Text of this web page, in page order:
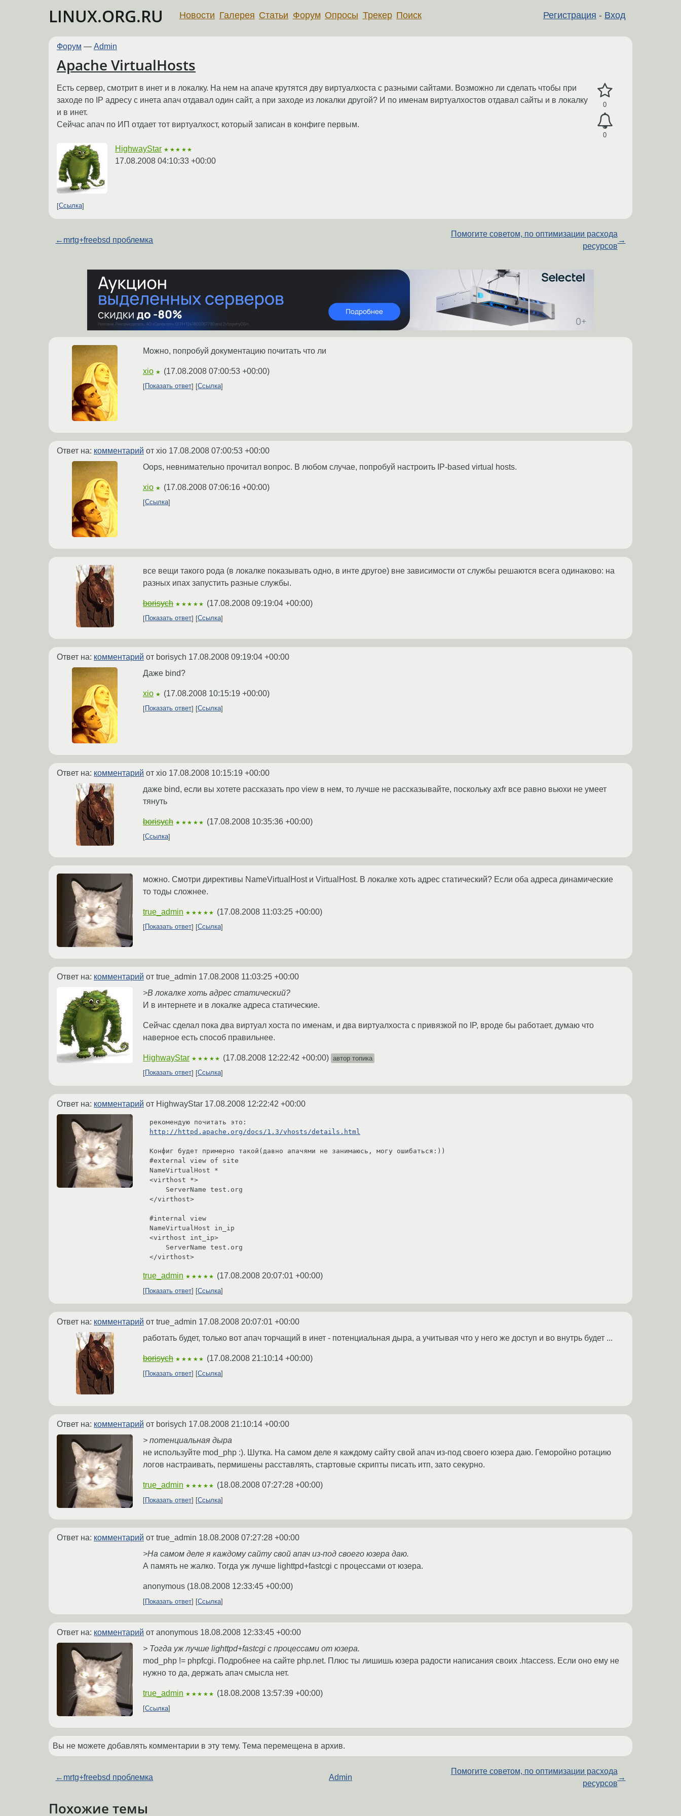
LINUX.ORG.RU Регистрация - Вход
Новости Галерея Статьи Форум Опросы Трекер Поиск
Форум — Admin
Apache VirtualHosts
0
0
Есть сервер, смотрит в инет и в локалку. На нем на апаче крутятся дву виртуалхоста с разными сайтами. Возможно ли сделать чтобы при
заходе по IP адресу с инета апач отдавал один сайт, а при заходе из локалки другой? И по именам виртуалхостов отдавал сайты и в локалку
и в инет.
Сейчас апач по ИП отдает тот виртуалхост, который записан в конфиге первым.
HighwayStar ★★★★★
17.08.2008 04:10:33 +00:00
Ссылка
← mrtg+freebsd проблемка
Помогите советом, по оптимизации расхода
ресурсов
→
Можно, попробуй документацию почитать что ли
xio ★ (17.08.2008 07:00:53 +00:00)
Показать ответ Ссылка
Ответ на: комментарий от xio 17.08.2008 07:00:53 +00:00
Oops, невнимательно прочитал вопрос. В любом случае, попробуй настроить IP-based virtual hosts.
xio ★ (17.08.2008 07:06:16 +00:00)
Ссылка
все вещи такого рода (в локалке показывать одно, в инте другое) вне зависимости от службы решаются всега одинаково: на
разных ипах запустить разные службы.
borisych ★★★★★ (17.08.2008 09:19:04 +00:00)
Показать ответ Ссылка
Ответ на: комментарий от borisych 17.08.2008 09:19:04 +00:00
Даже bind?
xio ★ (17.08.2008 10:15:19 +00:00)
Показать ответ Ссылка
Ответ на: комментарий от xio 17.08.2008 10:15:19 +00:00
даже bind, если вы хотете рассказать про view в нем, то лучше не рассказывайте, поскольку axfr все равно вьюхи не умеет
тянуть
borisych ★★★★★ (17.08.2008 10:35:36 +00:00)
Ссылка
можно. Смотри директивы NameVirtualHost и VirtualHost. В локалке хоть адрес статический? Если оба адреса динамические
то тоды сложнее.
true_admin ★★★★★ (17.08.2008 11:03:25 +00:00)
Показать ответ Ссылка
Ответ на: комментарий от true_admin 17.08.2008 11:03:25 +00:00
>В локалке хоть адрес статический?
И в интернете и в локалке адреса статические.
Сейчас сделал пока два виртуал хоста по именам, и два виртуалхоста с привязкой по IP, вроде бы работает, думаю что
наверное есть способ правильнее.
HighwayStar ★★★★★ (17.08.2008 12:22:42 +00:00) автор топика
Показать ответ
Ссылка
Ответ на: комментарий от HighwayStar 17.08.2008 12:22:42 +00:00
http://httpd.apache.org/docs/1.3/vhosts/details.html
Конфиг будет примерно такой(давно апачями не занимаюсь, могу ошибаться:))
#external view of site
NameVirtualHost *
<virthost *>
</virthost>
#internal view
NameVirtualHost in_ip
<virthost int_ip>
</virthost>
true_admin ★★★★★ (17.08.2008 20:07:01 +00:00)
Показать ответ Ссылка
Ответ на: комментарий от true_admin 17.08.2008 20:07:01 +00:00
работать будет, только вот апач торчащий в инет - потенциальная дыра, а учитывая что у него же доступ и во внутрь будет ...
borisych ★★★★★ (17.08.2008 21:10:14 +00:00)
Показать ответ Ссылка
Ответ на: комментарий от borisych 17.08.2008 21:10:14 +00:00
> потенциальная дыра
не используйте mod_php :). Шутка. На самом деле я каждому сайту свой апач из-под своего юзера даю. Геморойно ротацию
логов настраивать, пермишены расставлять, стартовые скрипты писать итп, зато секурно.
true_admin ★★★★★ (18.08.2008 07:27:28 +00:00)
Показать ответ Ссылка
Ответ на: комментарий от true_admin 18.08.2008 07:27:28 +00:00
>На самом деле я каждому сайту свой апач из-под своего юзера даю.
А память не жалко. Тогда уж лучше lighttpd+fastcgi с процессами от юзера.
anonymous (18.08.2008 12:33:45 +00:00)
Показать ответ Ссылка
Ответ на: комментарий от anonymous 18.08.2008 12:33:45 +00:00
> Тогда уж лучше lighttpd+fastcgi с процессами от юзера.
mod_php != phpfcgi. Подробнее на сайте php.net. Плюс ты лишишь юзера радости написания своих .htaccess. Если оно ему не
нужно то да, держать апач смысла нет.
true_admin ★★★★★ (18.08.2008 13:57:39 +00:00)
Ссылка
Вы не можете добавлять комментарии в эту тему. Тема перемещена в архив.
← mrtg+freebsd проблемка Admin
Помогите советом, по оптимизации расхода
ресурсов
→
Похожие темы